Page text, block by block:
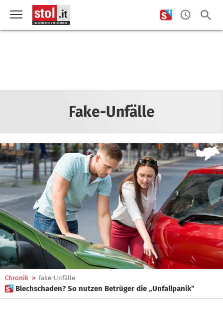
Fake-Unfälle
Chronik » Fake-Unfälle
 Blechschaden? So nutzen Betrüger die „Unfallpanik“